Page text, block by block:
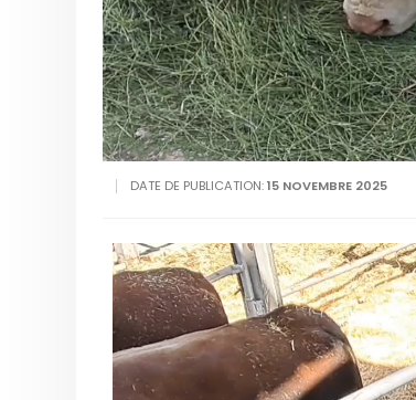
DATE DE PUBLICATION:15 NOVEMBRE 2025